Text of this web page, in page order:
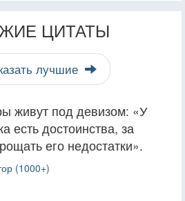
ЦИТАТЫ
лучшие
живут под девизом: «У
есть достоинства, за
его недостатки».
(1000+)